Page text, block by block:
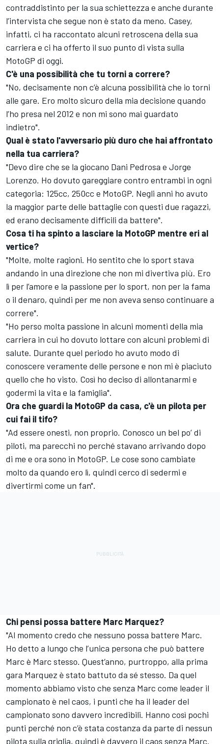
contraddistinto per la sua schiettezza e anche durante
l’intervista che segue non è stato da meno. Casey,
infatti, ci ha raccontato alcuni retroscena della sua
carriera e ci ha offerto il suo punto di vista sulla
MotoGP di oggi.
C'è una possibilità che tu torni a correre?
"No, decisamente non c’è alcuna possibilità che io torni
alle gare. Ero molto sicuro della mia decisione quando
l’ho presa nel 2012 e non mi sono mai guardato
indietro".
Qual è stato l'avversario più duro che hai affrontato
nella tua carriera?
"Devo dire che se la giocano Dani Pedrosa e Jorge
Lorenzo. Ho dovuto gareggiare contro entrambi in ogni
categoria: 125cc, 250cc e MotoGP. Negli anni ho avuto
la maggior parte delle battaglie con questi due ragazzi,
ed erano decisamente difficili da battere".
Cosa ti ha spinto a lasciare la MotoGP mentre eri al
vertice?
"Molte, molte ragioni. Ho sentito che lo sport stava
andando in una direzione che non mi divertiva più. Ero
lì per l’amore e la passione per lo sport, non per la fama
o il denaro, quindi per me non aveva senso continuare a
correre".
"Ho perso molta passione in alcuni momenti della mia
carriera in cui ho dovuto lottare con alcuni problemi di
salute. Durante quel periodo ho avuto modo di
conoscere veramente delle persone e non mi è piaciuto
quello che ho visto. Così ho deciso di allontanarmi e
godermi la vita e la famiglia".
Ora che guardi la MotoGP da casa, c'è un pilota per
cui fai il tifo?
"Ad essere onesti, non proprio. Conosco un bel po’ di
piloti, ma parecchi no perché stavano arrivando dopo
di me e ora sono in MotoGP. Le cose sono cambiate
molto da quando ero lì, quindi cerco di sedermi e
divertirmi come un fan".
Chi pensi possa battere Marc Marquez?
"Al momento credo che nessuno possa battere Marc.
Ho detto a lungo che l’unica persona che può battere
Marc è Marc stesso. Quest’anno, purtroppo, alla prima
gara Marquez è stato battuto da sé stesso. Da quel
momento abbiamo visto che senza Marc come leader il
campionato è nel caos, i punti che ha il leader del
campionato sono davvero incredibili. Hanno così pochi
punti perché non c’è stata costanza da parte di nessun
pilota sulla griglia, quindi è davvero il caos senza Marc.